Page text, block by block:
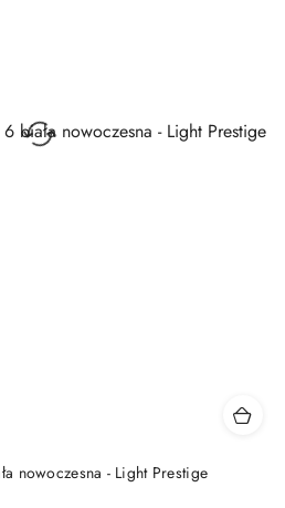
nowoczesna - Light Prestige